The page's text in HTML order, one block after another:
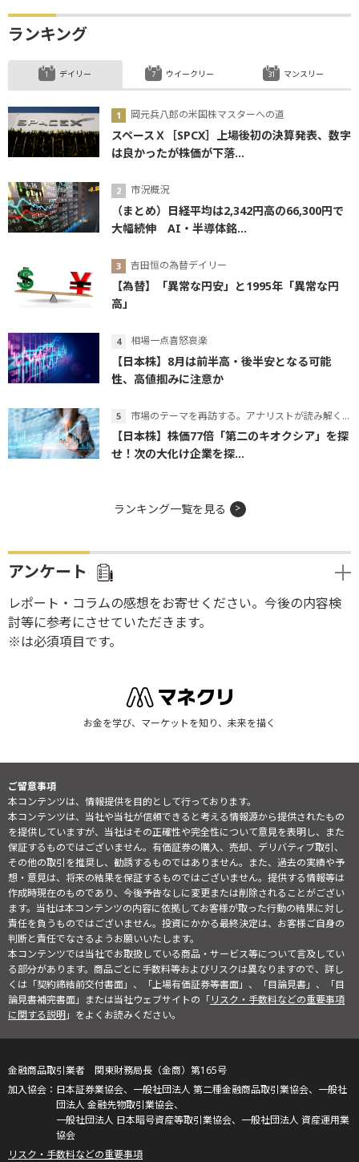
ランキング
デイリー
岡元兵八郎の米国株マスターへの道
スペースＸ［SPCX］上場後初の決算発表、数字
は良かったが株価が下落...
市況概況
（まとめ）日経平均は2,342円高の66,300円で
大幅続伸 AI・半導体銘...
吉田恒の為替デイリー
【為替】「異常な円安」と1995年「異常な円
高」
相場一点喜怒哀楽
【日本株】8月は前半高・後半安となる可能
性、高値掴みに注意か
市場のテーマを再訪する。アナリストが読み解くテーマの本質
【日本株】株価77倍「第二のキオクシア」を探
せ！次の大化け企業を探...
ウイークリー マンスリー
ランキング一覧を見る
アンケート
レポート・コラムの感想をお寄せください。今後の内容検
討等に参考にさせていただきます。
※は必須項目です。
お金を学び、マーケットを知り、未来を描く
ご留意事項
本コンテンツは、情報提供を目的として行っております。
本コンテンツは、当社や当社が信頼できると考える情報源から提供されたもの
を提供していますが、当社はその正確性や完全性について意見を表明し、また
保証するものではございません。有価証券の購入、売却、デリバティブ取引、
その他の取引を推奨し、勧誘するものではありません。また、過去の実績や予
想・意見は、将来の結果を保証するものではございません。提供する情報等は
作成時現在のものであり、今後予告なしに変更または削除されることがござい
ます。当社は本コンテンツの内容に依拠してお客様が取った行動の結果に対し
責任を負うものではございません。投資にかかる最終決定は、お客様ご自身の
判断と責任でなさるようお願いいたします。
本コンテンツでは当社でお取扱している商品・サービス等について言及してい
る部分があります。商品ごとに手数料等およびリスクは異なりますので、詳し
くは「契約締結前交付書面」、「上場有価証券等書面」、「目論見書」、「目
論見書補完書面」または当社ウェブサイトの「リスク・手数料などの重要事項
に関する説明」をよくお読みください。
金融商品取引業者 関東財務局長（金商）第165号
日本証券業協会、一般社団法人 第二種金融商品取引業協会、一般社
団法人 金融先物取引業協会、
一般社団法人 日本暗号資産等取引業協会、一般社団法人 資産運用業
協会
リスク・手数料などの重要事項